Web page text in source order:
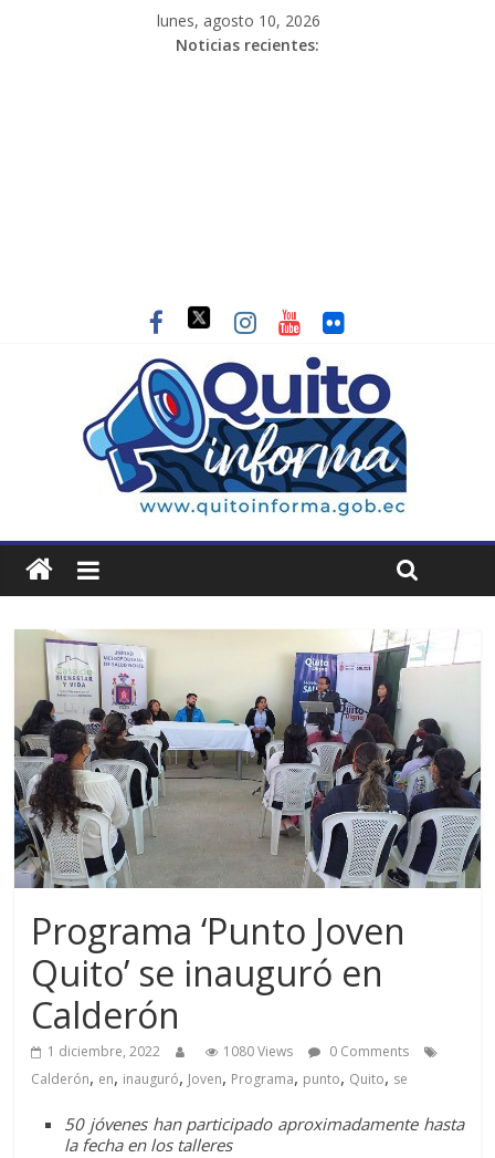
lunes, agosto 10, 2026
Noticias recientes:
Programa ‘Punto Joven
Quito’ se inauguró en
Calderón
1 diciembre, 2022 1080 Views
0 Comments
Calderón, en, inauguró, Joven, Programa, punto, Quito, se
50 jóvenes han participado aproximadamente hasta
la fecha en los talleres